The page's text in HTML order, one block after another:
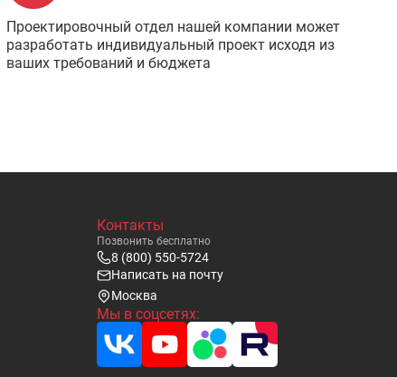
Проектировочный отдел нашей компании может
разработать индивидуальный проект исходя из
ваших требований и бюджета
Контакты
Позвонить бесплатно
8 (800) 550-5724
Написать на почту
Москва
Мы в соцсетях: